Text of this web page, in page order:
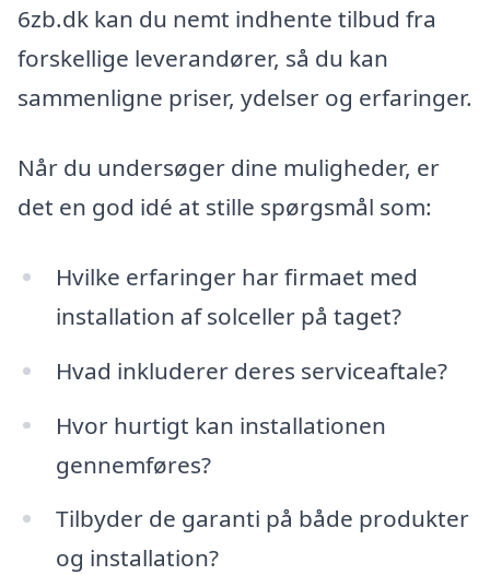
6zb.dk kan du nemt indhente tilbud fra
forskellige leverandører, så du kan
sammenligne priser, ydelser og erfaringer.
Når du undersøger dine muligheder, er
det en god idé at stille spørgsmål som:
Hvilke erfaringer har firmaet med
installation af solceller på taget?
Hvad inkluderer deres serviceaftale?
Hvor hurtigt kan installationen
gennemføres?
Tilbyder de garanti på både produkter
og installation?